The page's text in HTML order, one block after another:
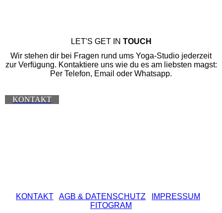
LET'S GET IN TOUCH
Wir stehen dir bei Fragen rund ums Yoga-Studio jederzeit
zur Verfügung. Kontaktiere uns wie du es am liebsten magst:
Per Telefon, Email oder Whatsapp.
KONTAKT
KONTAKT AGB & DATENSCHUTZ
IMPRESSUM
FITOGRAM